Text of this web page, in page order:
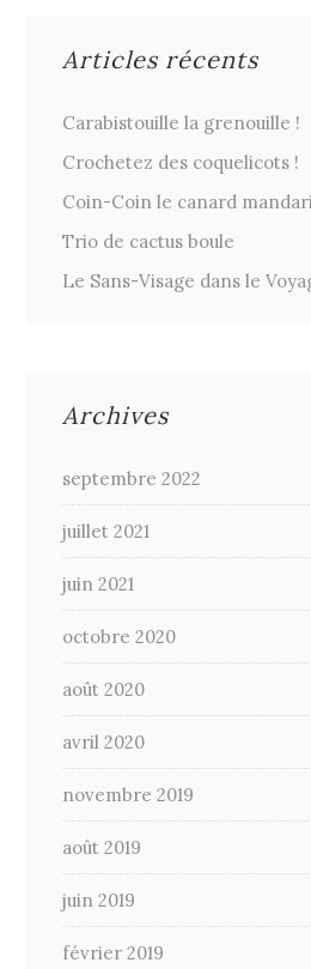
Articles récents
Carabistouille la grenouille !
Crochetez des coquelicots !
Coin-Coin le canard
Trio de cactus boule
Le Sans-Visage dans le
Archives
septembre 2022
juillet 2021
juin 2021
octobre 2020
août 2020
avril 2020
novembre 2019
août 2019
juin 2019
février 2019